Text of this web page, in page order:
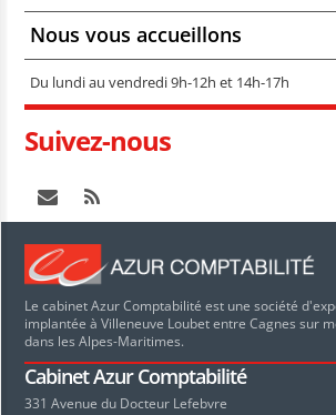
Nous vous accueillons
Du lundi au vendredi 9h-12h et 14h-17h
Suivez-nous
Le cabinet Azur Comptabilité est une société
implantée à Villeneuve Loubet entre Cagnes sur
dans les Alpes-Maritimes.
Cabinet Azur Comptabilité
331 Avenue du Docteur Lefebvre